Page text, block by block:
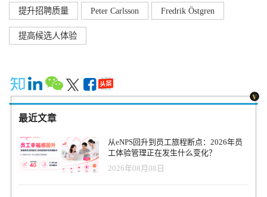
提升招聘质量 Peter Carlsson Fredrik Östgren
提高候选人体验
最近文章
从eNPS回升到员工旅程断点：2026年员
工体验管理正在发生什么变化？
2026年08月08日